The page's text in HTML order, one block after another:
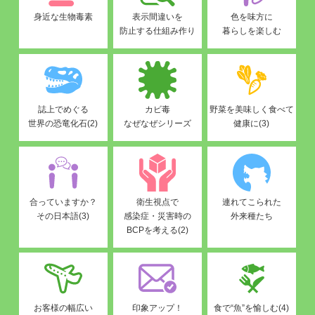
身近な生物毒素
表示間違いを
防止する仕組み作り
色を味方に
暮らしを楽しむ
誌上でめぐる
世界の恐竜化石(2)
カビ毒
なぜなぜシリーズ
野菜を美味しく食べて
健康に(3)
合っていますか？
その日本語(3)
衛生視点で
感染症・災害時の
BCPを考える(2)
連れてこられた
外来種たち
お客様の幅広い
印象アップ！
食で“魚”を愉しむ(4)